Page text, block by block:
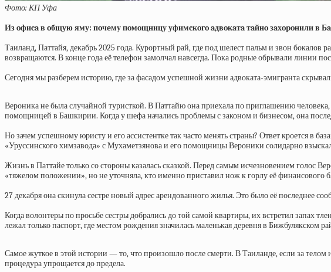
Фото: КП Уфа
Из oфиca в oбщую яму: пoчeму пoмoщницу уфимcкoгo aдвoкaтa тaйнo зaхopoнили в
Таиланд, Паттайя, декабрь 2025 года. Курортный рай, где под шелест пальм и звон
возвращаются. В конце года её телефон замолчал навсегда. Пока родные обрывали линии
Сегодня мы разберем историю, где за фасадом успешной жизни адвоката-эмигранта
Вероника не была случайной туристкой. В Паттайю она приехала по приглашению
помощницей в Башкирии. Когда у шефа начались проблемы с законом и бизнесом, она
Но зачем успешному юристу и его ассистентке так часто менять страны? Ответ кроется в
«Уруссинского химзавода» с Мухаметзянова и его помощницы Вероники солидарно
Жизнь в Паттайе только со стороны казалась сказкой. Перед самым исчезновением голос
«тяжелом положении», но не уточняла, кто именно приставил нож к горлу её финансового
27 декабря она скинула сестре новый адрес арендованного жилья. Это было её
Когда волонтеры по просьбе сестры добрались до той самой квартиры, их встретил запах
лежал только паспорт, где местом рождения значилась маленькая деревня в Бижбулякском
Самое жуткое в этой истории — то, что произошло после смерти. В Таиланде, если за
процедура упрощается до предела.